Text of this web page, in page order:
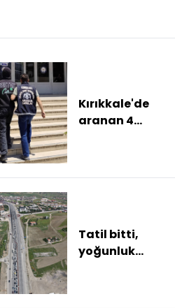
Kırıkkale'de
aranan 4
Tatil bitti,
yoğunluk